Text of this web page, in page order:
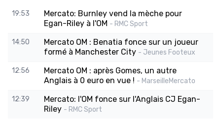
19:53
Mercato: Burnley vend la mèche pour
Egan-Riley à l'OM - RMC Sport
14:50
Mercato OM : Benatia fonce sur un joueur
formé à Manchester City - Jeunes Footeux
12:56
Mercato OM : après Gomes, un autre
Anglais à 0 euro en vue ! - MarseilleMercato
12:39
Mercato: l'OM fonce sur l'Anglais CJ Egan-
Riley - RMC Sport